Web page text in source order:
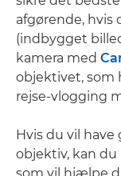
afgørende, hvis
(indbygget
kamera med
objektivet, som
rejse-vlogging
Hvis du vil
objektiv, kan du
som vil hjælpe